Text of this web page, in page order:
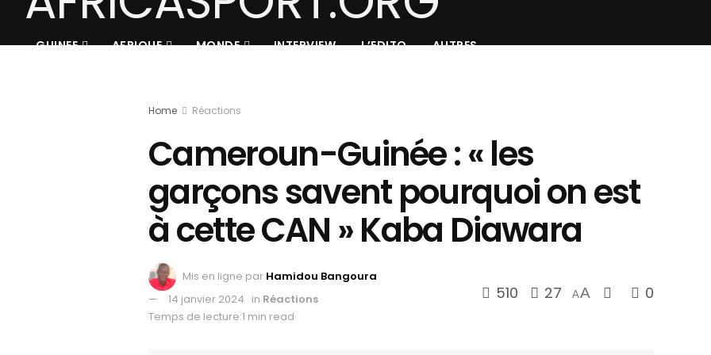
GUINEE AFRIQUE MONDE INTERVIEW L’EDITO AUTRES
Home Réactions
Cameroun-Guinée : « les
garçons savent pourquoi on est
à cette CAN » Kaba Diawara
Mis en ligne par Hamidou Bangoura
14 janvier 2024 in Réactions
Temps de lecture:1 min read
510 27 AA 0